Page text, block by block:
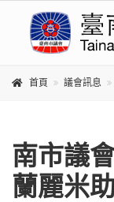
首頁 議會訊息
南市議
蘭麗米